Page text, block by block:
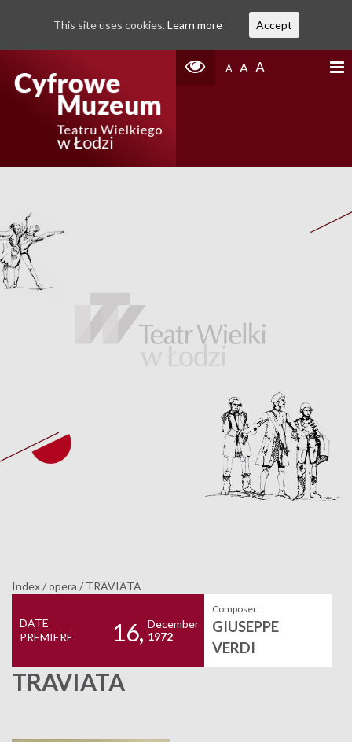
A A A
Index/opera / TRAVIATA
DATE
PREMIERE
16, December
1972
Composer:
GIUSEPPE
VERDI
TRAVIATA
This site uses cookies. Learn more Accept